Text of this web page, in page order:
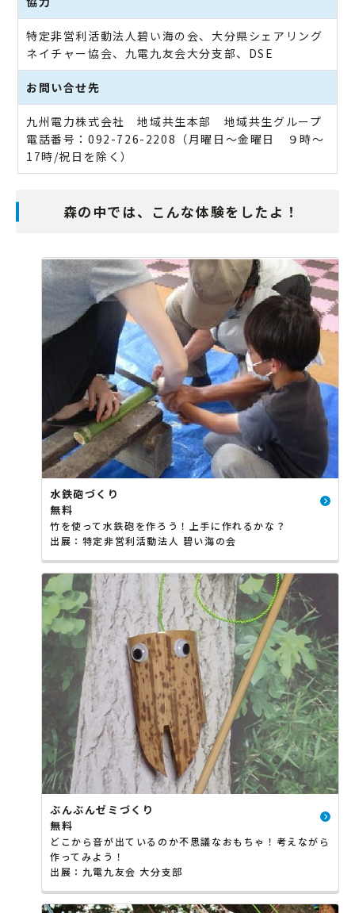
特定非営利活動法人碧い海の会、大分県シェアリング
ネイチャー協会、九電九友会大分支部、DSE
お問い合せ先
九州電力株式会社 地域共生本部 地域共生グループ
電話番号：092-726-2208（月曜日～金曜日 ９時～
17時/祝日を除く）
森の中では、こんな体験をしたよ！
水鉄砲づくり
無料
竹を使って水鉄砲を作ろう！上手に作れるかな？
出展：特定非営利活動法人 碧い海の会
ぶんぶんゼミづくり
無料
どこから音が出ているのか不思議なおもちゃ！考えながら
作ってみよう！
出展：九電九友会 大分支部